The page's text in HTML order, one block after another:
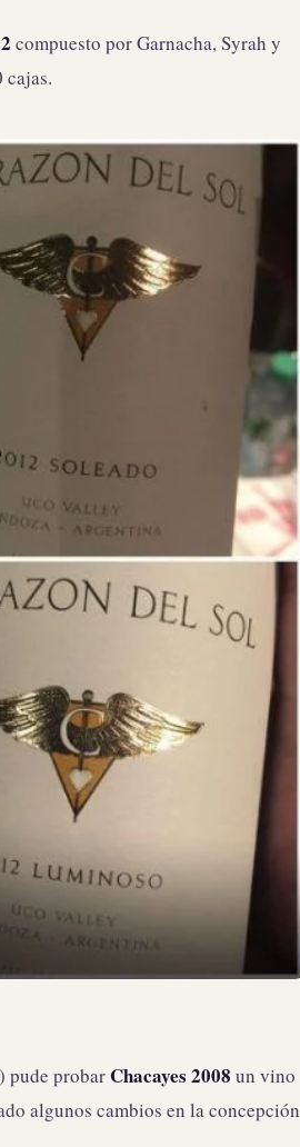
compuesto por Garnacha, Syrah y
cajas.
pude probar Chacayes 2008 un vino
algunos cambios en la concepción